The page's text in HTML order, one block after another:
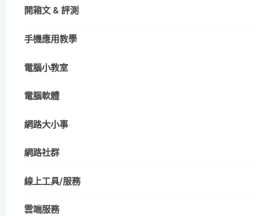
開箱文 & 評測
手機應用教學
電腦小教室
電腦軟體
網路大小事
網路社群
線上工具/服務
雲端服務